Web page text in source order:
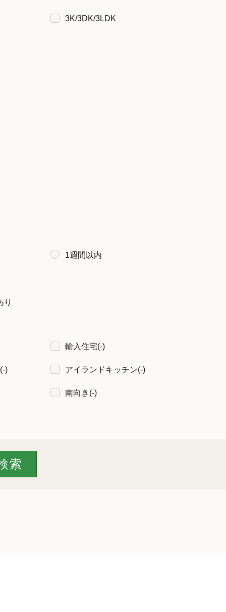
3K/3DK/3LDK
1週間以内
り
輸入住宅(-)
(-) アイランドキッチン(-)
南向き (-)